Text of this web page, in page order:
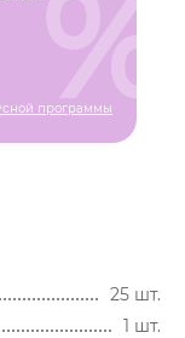
программы
%
25 шт.
1 шт.